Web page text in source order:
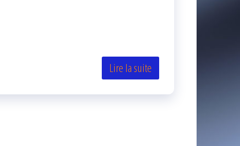
Lire la suite